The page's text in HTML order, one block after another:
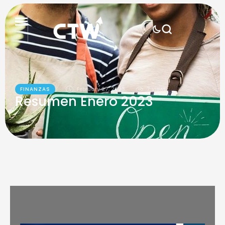
FINANZAS February 27, 2023 7 views
Resumen Enero 2023